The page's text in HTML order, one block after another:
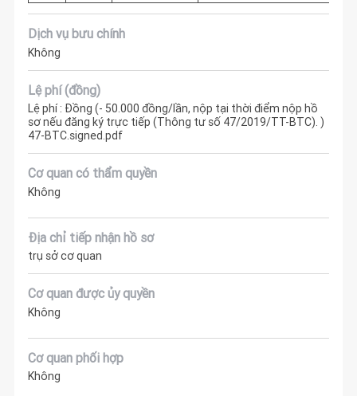
Dịch vụ bưu chính
Không
Lệ phí (đồng)
Lệ phí : Đồng (- 50.000 đồng/lần, nộp tại thời điểm nộp hồ
sơ nếu đăng ký trực tiếp (Thông tư số 47/2019/TT-BTC). )
47-BTC.signed.pdf
Cơ quan có thẩm quyền
Không
Địa chỉ tiếp nhận hồ sơ
trụ sở cơ quan
Cơ quan được ủy quyền
Không
Cơ quan phối hợp
Không